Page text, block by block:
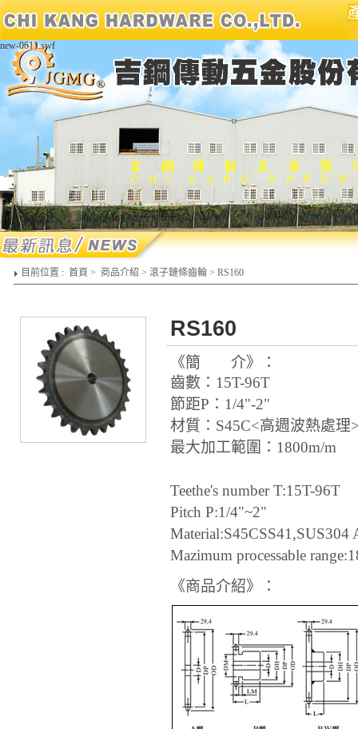
new-0611.swf
目前位置 : 首頁 > 商品介紹 > 滾子鏈條齒輪 > RS160
RS160
《簡 介》：
齒數：15T-96T
節距P：1/4"-2"
材質：S45C<高週波熱處理
最大加工範圍：1800m/m
Teethe's number T:15T-96T
Pitch P:1/4"~2"
Material:S45CSS41,SUS304
Mazimum processable
《商品介紹》：